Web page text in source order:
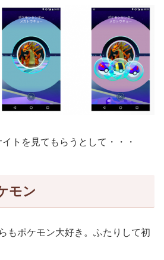
トを見てもらうとして・・・
モン
もポケモン大好き。ふたりして初